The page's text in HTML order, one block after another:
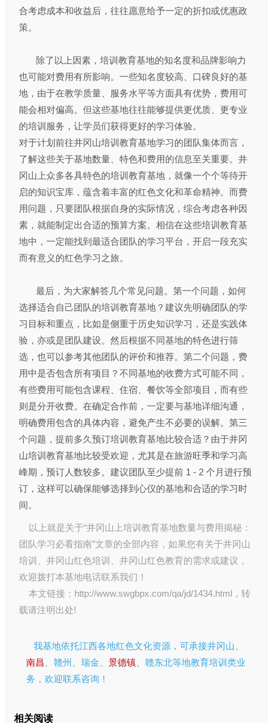
合考虑成本和收益后，往往愿意给予一定的折扣或优惠政
策。​
除了以上因素，培训教育基地的知名度和品牌影响力
也可能对费用有所影响。一些知名度较高、口碑良好的基
地，由于在教学质量、服务水平等方面具有优势，费用可
能会相对偏高。但这些基地往往能够提供更优质、更专业
的培训服务，让学员们获得更好的学习体验。​
对于计划前往井冈山培训教育基地学习的团队集体而言，
了解这些关于基地数量、特色和费用的信息至关重要。井
冈山上众多各具特色的培训教育基地，就像一个个等待开
启的知识宝库，蕴含着丰富的红色文化和革命精神。而费
用问题，只要团队根据自身的实际情况，综合考虑各种因
素，就能制定出合适的预算方案。相信在这些培训教育基
地中，一定能找到最适合团队的学习平台，开启一段充实
而有意义的红色学习之旅。​
最后，为大家解答几个常见问题。第一个问题，如何
选择适合自己团队的培训教育基地？建议先明确团队的学
习目标和重点，比如是侧重于历史知识学习，还是实践体
验，亦或是团队建设。然后根据不同基地的特色进行筛
选，也可以参考其他团队的评价和推荐。第二个问题，费
用中是否包含所有项目？不同基地的收费方式可能不同，
有些费用可能包含课程、住宿、餐饮等全部项目，而有些
则是分开收费。在确定合作前，一定要与基地详细沟通，
明确费用包含的具体内容，避免产生不必要的误解。第三
个问题，提前多久预订培训教育基地比较合适？由于井冈
山培训教育基地比较受欢迎，尤其是在旅游旺季和学习高
峰期，预订人数较多。建议团队至少提前 1 - 2 个月进行预
订，这样可以确保能够选择到心仪的基地和合适的学习时
间。
以上就是关于“井冈山上培训教育基地数量与费用揭秘：
团队学习必看指南”文章的全部内容，如果您有关于井冈山
培训
井冈山红色培训 井冈山红色教育的需求或建议，
欢迎拨打本基地电话联系我们！
本文链接： http://www.swgbpx.com/qa/jd/1434.html，转
载请注明出处!
我基地依托江西各地红色文化资源，可承接井冈山、
南昌
、赣州、瑞金、 景德镇、赣东北等地教育培训类业
务，欢迎联系咨询！
相关阅读